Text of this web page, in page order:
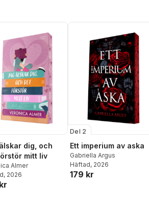
dig, och
mitt liv
Almer
, 2026
Del 2
Ett imperium av aska
Gabriella Argus
Häftad, 2026
179 kr